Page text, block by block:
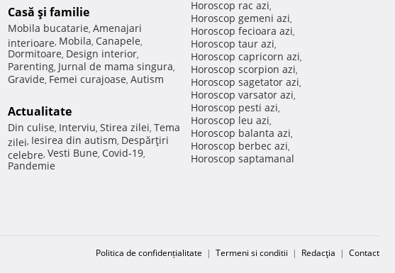
Casă şi familie
Mobila bucatarie, Amenajari
interioare, Mobila, Canapele,
Dormitoare, Design interior,
Parenting, Jurnal de mama singura,
Gravide, Femei curajoase, Autism
Actualitate
Din culise, Interviu, Stirea zilei, Tema
zilei, Iesirea din autism, Despărţiri
celebre, Vesti Bune, Covid-19,
Pandemie
Horoscop rac azi,
Horoscop gemeni azi,
Horoscop fecioara azi,
Horoscop taur azi,
Horoscop capricorn azi,
Horoscop scorpion azi,
Horoscop sagetator azi,
Horoscop varsator azi,
Horoscop pesti azi,
Horoscop leu azi,
Horoscop balanta azi,
Horoscop berbec azi,
Horoscop saptamanal
Politica de confidențialitate | Termeni si conditii | Redacţia | Contact